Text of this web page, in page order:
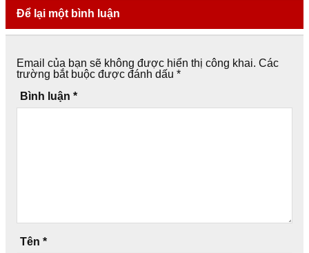
Để lại một bình luận
Email của bạn sẽ không được hiển thị công khai. Các
trường bắt buộc được đánh dấu *
Bình luận *
Tên *